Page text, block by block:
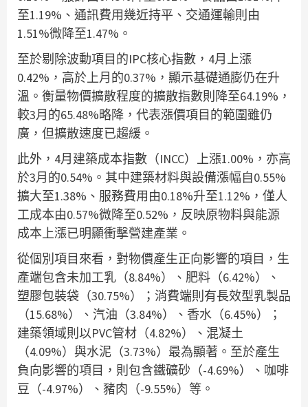
至1.19%、通訊費用幾近持平、交通運輸則由
1.51%微降至1.47%。
至於剔除波動項目的IPC核心指數，4月上漲
0.42%，高於上月的0.37%，顯示基礎通膨仍在升
溫。衡量物價擴散程度的擴散指數則降至64.19%，
較3月的65.48%略降，代表漲價項目的範圍雖仍
廣，但擴散速度已趨緩。
此外，4月建築成本指數（INCC）上漲1.00%，亦高
於3月的0.54%。其中建築材料與設備漲幅自0.55%
擴大至1.38%、服務費用由0.18%升至1.12%，僅人
工成本由0.57%微降至0.52%，反映原物料與能源
成本上漲已明顯衝擊營建產業。
從個別項目來看，對物價產生正向影響的項目，生
產端包含未加工乳（8.84%）、肥料（6.42%）、
塑膠包裝袋（30.75%）；消費端則有長效型乳製品
（15.68%）、汽油（3.84%）、香水（6.45%）；
建築領域則以PVC管材（4.82%）、混凝土
（4.09%）與水泥（3.73%）最為顯著。至於產生
負向影響的項目，則包含鐵礦砂（-4.69%）、咖啡
豆（-4.97%）、豬肉（-9.55%）等。